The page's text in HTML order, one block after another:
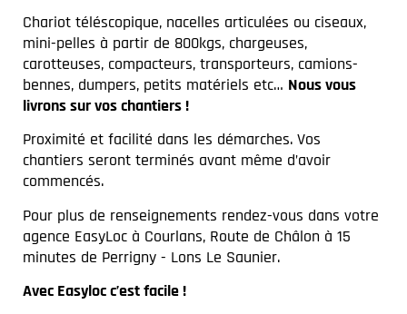
Chariot téléscopique, nacelles articulées ou ciseaux,
mini-pelles à partir de 800kgs, chargeuses,
carotteuses, compacteurs, transporteurs, camions-
bennes, dumpers, petits matériels etc… Nous vous
livrons sur vos chantiers !
Proximité et facilité dans les démarches. Vos
chantiers seront terminés avant même d’avoir
commencés.
Pour plus de renseignements rendez-vous dans votre
agence EasyLoc à Courlans, Route de Châlon à 15
minutes de Perrigny - Lons Le Saunier.
Avec Easyloc c’est facile !